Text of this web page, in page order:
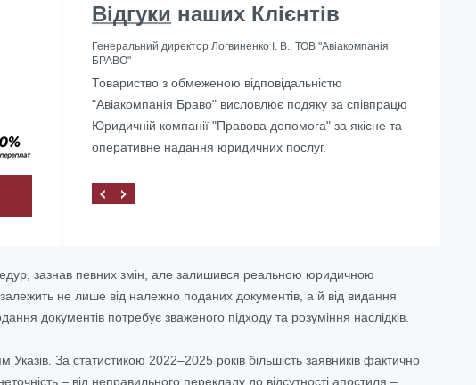
Відгуки наших Клієнтів
Генеральний директор Логвиненко І. В., ТОВ "Авіакомпанія
БРАВО"
Товариство з обмеженою відповідальністю
"Авіакомпанія Браво" висловлює подяку за співпрацю
Юридичній компанії "Правова допомога" за якісне та
оперативне надання юридичних послуг.
Допомогли з ліквідацією іноземного представництва в
Україні
зазнав певних змін, але залишився реальною юридичною
не лише від належно поданих документів, а й від видання
документів потребує зваженого підходу та розуміння наслідків.
За статистикою 2022–2025 років більшість заявників фактично
– від неправильного перекладу до відсутності апостиля –